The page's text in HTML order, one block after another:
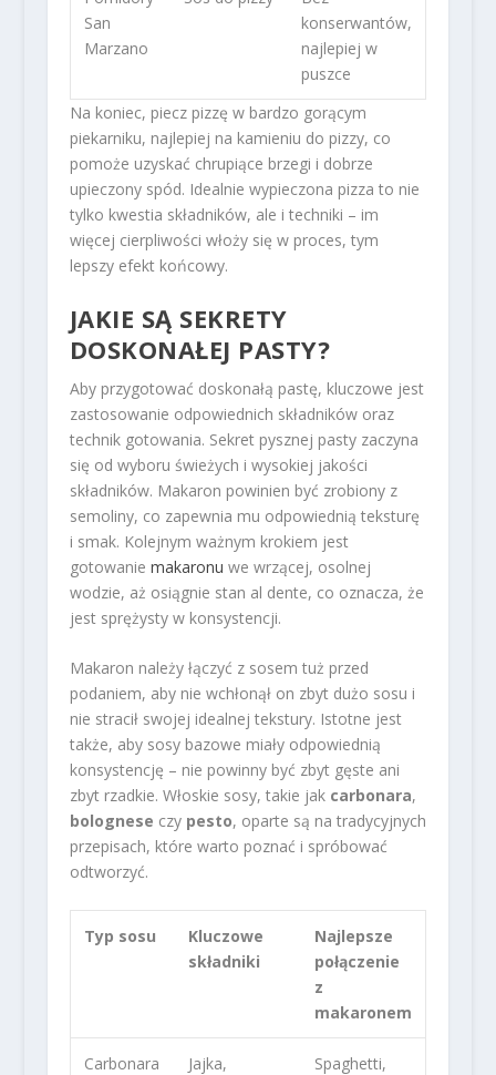
San
Marzano
konserwantów,
najlepiej w
puszce
Na koniec, piecz pizzę w bardzo gorącym
piekarniku, najlepiej na kamieniu do pizzy, co
pomoże uzyskać chrupiące brzegi i dobrze
upieczony spód. Idealnie wypieczona pizza to nie
tylko kwestia składników, ale i techniki – im
więcej cierpliwości włoży się w proces, tym
lepszy efekt końcowy.
JAKIE SĄ SEKRETY
DOSKONAŁEJ PASTY?
Aby przygotować doskonałą pastę, kluczowe jest
zastosowanie odpowiednich składników oraz
technik gotowania. Sekret pysznej pasty zaczyna
się od wyboru świeżych i wysokiej jakości
składników. Makaron powinien być zrobiony z
semoliny, co zapewnia mu odpowiednią teksturę
i smak. Kolejnym ważnym krokiem jest
gotowanie makaronu we wrzącej, osolnej
wodzie, aż osiągnie stan al dente, co oznacza, że
jest sprężysty w konsystencji.
Makaron należy łączyć z sosem tuż przed
podaniem, aby nie wchłonął on zbyt dużo sosu i
nie stracił swojej idealnej tekstury. Istotne jest
także, aby sosy bazowe miały odpowiednią
konsystencję – nie powinny być zbyt gęste ani
zbyt rzadkie. Włoskie sosy, takie jak carbonara,
bolognese czy pesto, oparte są na tradycyjnych
przepisach, które warto poznać i spróbować
odtworzyć.
Typ sosu
Kluczowe
składniki
Najlepsze
połączenie
z
makaronem
Carbonara
Jajka,
Spaghetti,